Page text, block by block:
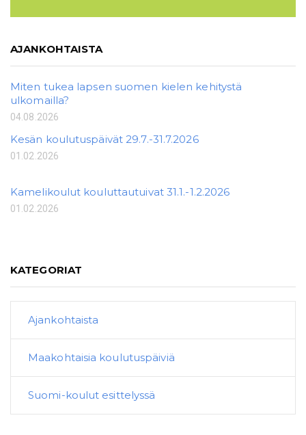
AJANKOHTAISTA
Miten tukea lapsen suomen kielen kehitystä
ulkomailla?
04.08.2026
Kesän koulutuspäivät 29.7.-31.7.2026
01.02.2026
Kamelikoulut kouluttautuivat 31.1.-1.2.2026
01.02.2026
KATEGORIAT
Ajankohtaista
Maakohtaisia koulutuspäiviä
Suomi-koulut esittelyssä